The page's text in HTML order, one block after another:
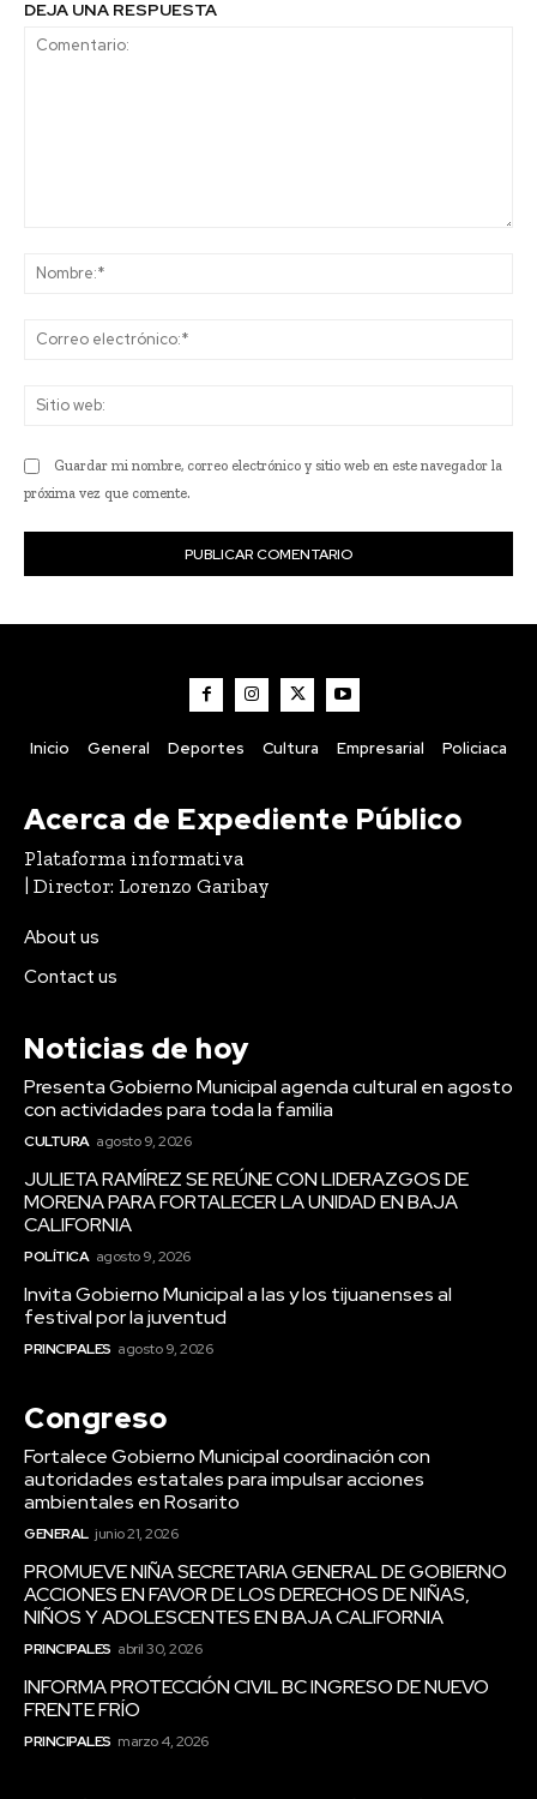
DEJA UNA RESPUESTA
Guardar mi nombre, correo electrónico y sitio web en este navegador la
próxima vez que comente.
Inicio General Deportes Cultura Empresarial Policiaca
Acerca de Expediente Público
Plataforma informativa
| Director: Lorenzo Garibay
About us
Contact us
Noticias de hoy
Presenta Gobierno Municipal agenda cultural en agosto
con actividades para toda la familia
CULTURA agosto 9, 2026
JULIETA RAMÍREZ SE REÚNE CON LIDERAZGOS DE
MORENA PARA FORTALECER LA UNIDAD EN BAJA
CALIFORNIA
POLÍTICA agosto 9, 2026
Invita Gobierno Municipal a las y los tijuanenses al
festival por la juventud
PRINCIPALES agosto 9, 2026
Congreso
Fortalece Gobierno Municipal coordinación con
autoridades estatales para impulsar acciones
ambientales en Rosarito
GENERAL junio 21, 2026
PROMUEVE NIÑA SECRETARIA GENERAL DE GOBIERNO
ACCIONES EN FAVOR DE LOS DERECHOS DE NIÑAS,
NIÑOS Y ADOLESCENTES EN BAJA CALIFORNIA
PRINCIPALES abril 30, 2026
INFORMA PROTECCIÓN CIVIL BC INGRESO DE NUEVO
FRENTE FRÍO
PRINCIPALES marzo 4, 2026